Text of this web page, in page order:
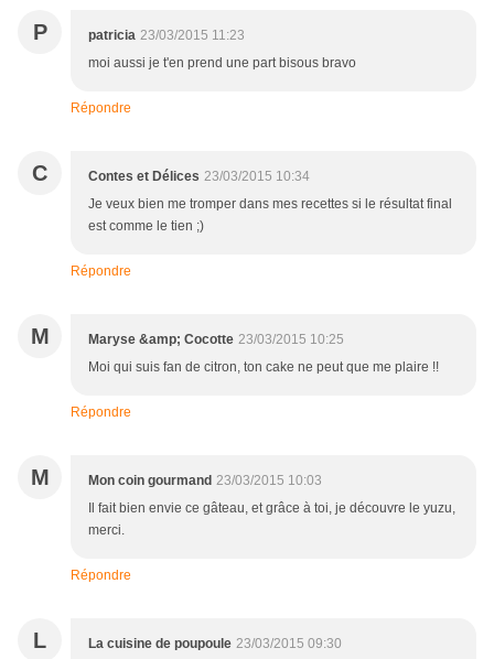
P patricia 23/03/2015 11:23
moi aussi je t'en prend une part bisous bravo
Répondre
C Contes et Délices 23/03/2015 10:34
Je veux bien me tromper dans mes recettes si le résultat final
est comme le tien ;)
Répondre
M Maryse &amp; Cocotte 23/03/2015 10:25
Moi qui suis fan de citron, ton cake ne peut que me plaire !!
Répondre
M Mon coin gourmand 23/03/2015 10:03
Il fait bien envie ce gâteau, et grâce à toi, je découvre le yuzu,
merci.
Répondre
L La cuisine de poupoule 23/03/2015 09:30